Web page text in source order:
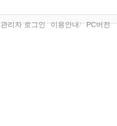
관리자 로그인 이용안내 PC버전